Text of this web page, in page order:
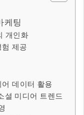
케팅
개인화
제공
데이터 활용
미디어 트렌드